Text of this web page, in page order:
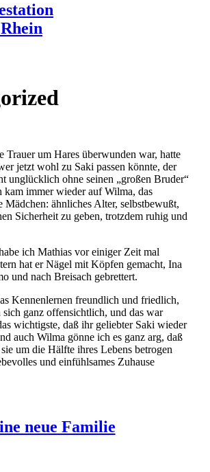
Trauer um Hares überwunden war, hatte
jetzt wohl zu Saki passen könnte, der
unglücklich ohne seinen „großen Bruder“
kam immer wieder auf Wilma, das
Mädchen: ähnliches Alter, selbstbewußt,
Sicherheit zu geben, trotzdem ruhig und
ich Mathias vor einiger Zeit mal
hat er Nägel mit Köpfen gemacht, Ina
und nach Breisach gebrettert.
Kennenlernen freundlich und friedlich,
sich ganz offensichtlich, und das war
wichtigste, daß ihr geliebter Saki wieder
auch Wilma gönne ich es ganz arg, daß
um die Hälfte ihres Lebens betrogen
und einfühlsames Zuhause
neue Familie